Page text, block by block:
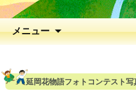
メニュー
延岡花物語フォトコンテスト